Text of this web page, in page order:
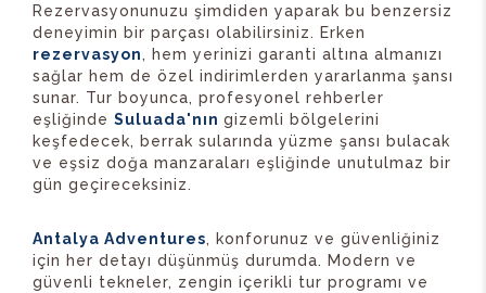
Rezervasyonunuzu şimdiden yaparak bu benzersiz
deneyimin bir parçası olabilirsiniz. Erken
rezervasyon, hem yerinizi garanti altına almanızı
sağlar hem de özel indirimlerden yararlanma şansı
sunar. Tur boyunca, profesyonel rehberler
eşliğinde Suluada'nın gizemli bölgelerini
keşfedecek, berrak sularında yüzme şansı bulacak
ve eşsiz doğa manzaraları eşliğinde unutulmaz bir
gün geçireceksiniz.
Antalya Adventures, konforunuz ve güvenliğiniz
için her detayı düşünmüş durumda. Modern ve
güvenli tekneler, zengin içerikli tur programı ve